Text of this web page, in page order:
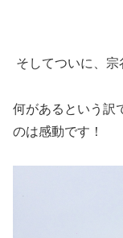
そしてついに、宗
何があるという訳
のは感動です！